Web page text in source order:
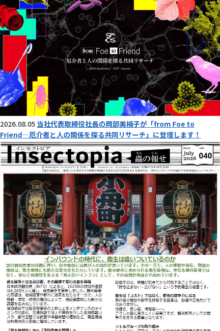
2026.08.05 当社代表取締役社長の岡部美楠子が「from Foe to
Friend―厄介者と人の関係を探る共同リサーチ」に登壇します！